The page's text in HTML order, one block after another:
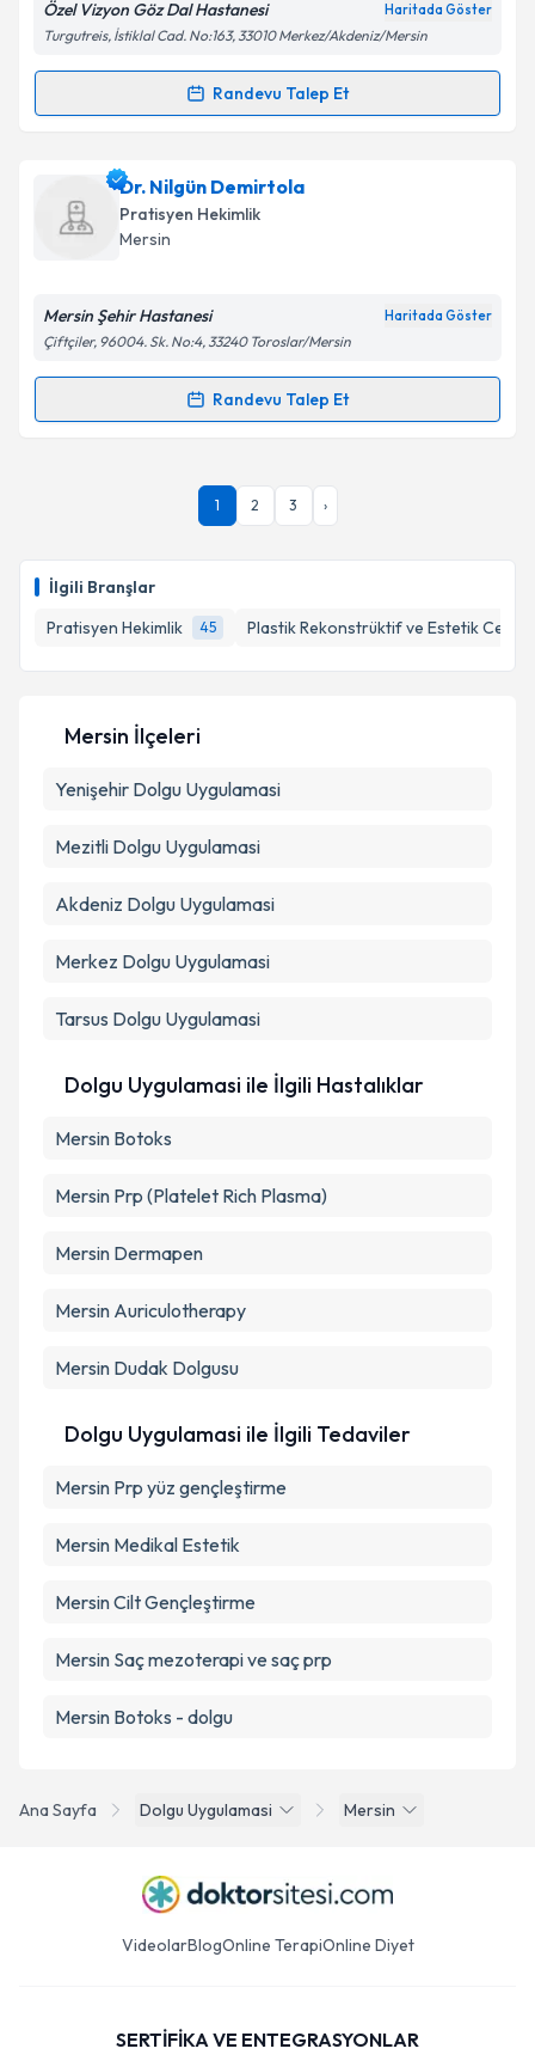
İlgili Branşlar
Pratisyen Hekimlik
45 Plastik Rekonstrüktif ve Estetik
Kişisel verilerimin işlenmesine ilişkin
Metni'ni okudum ve kişisel verilerimin belirtilen
Takvim Talebini Gönder
Özel Vizyon Göz Dal Hastanesi Haritada Göster
Turgutreis, İstiklal Cad. No:163, 33010 Merkez/Akdeniz/Mersin
Randevu Talep Et
Randevu Takvimi Talebi
Uzm. Dr. Fatma Ülkü Çiçekiçin randevu takvimi
talebi oluşturun. Size bu uzmandan randevu almanız
için bir takvim hazırlandığında e-posta ile
Kişisel verilerimin işlenmesine ilişkinAydınlatma
Dr. Nilgün Demirtola
Pratisyen Hekimlik
Mersin
Mersin Şehir Hastanesi Haritada Göster
Çiftçiler, 96004. Sk. No:4, 33240 Toroslar/Mersin
Randevu Talep Et
Randevu Takvimi Talebi
Dr. Nilgün Demirtolaiçin randevu takvimi talebi
oluşturun. Size bu uzmandan randevu almanız için bir
E-posta Adresiniz
Metni 'ni okudum ve kişisel verilerimin belirtilen
kapsamda işlenmesini kabul ediyorum.
1 2 3 ›
Ana Sayfa Dolgu Uygulamasi Mersin
Mersin İlçeleri
Yenişehir Dolgu Uygulamasi
Mezitli Dolgu Uygulamasi
Akdeniz Dolgu Uygulamasi
Merkez Dolgu Uygulamasi
Tarsus Dolgu Uygulamasi
Dolgu Uygulamasi ile İlgili Hastalıklar
Mersin Botoks
Mersin Prp (Platelet Rich Plasma)
Mersin Dermapen
Mersin Auriculotherapy
Mersin Dudak Dolgusu
Dolgu Uygulamasi ile İlgili Tedaviler
Mersin Prp yüz gençleştirme
Mersin Medikal Estetik
Mersin Cilt Gençleştirme
Mersin Saç mezoterapi ve saç prp
Mersin Botoks - dolgu
VideolarBlogOnline TerapiOnline Diyet
SERTİFİKA VE ENTEGRASYONLAR